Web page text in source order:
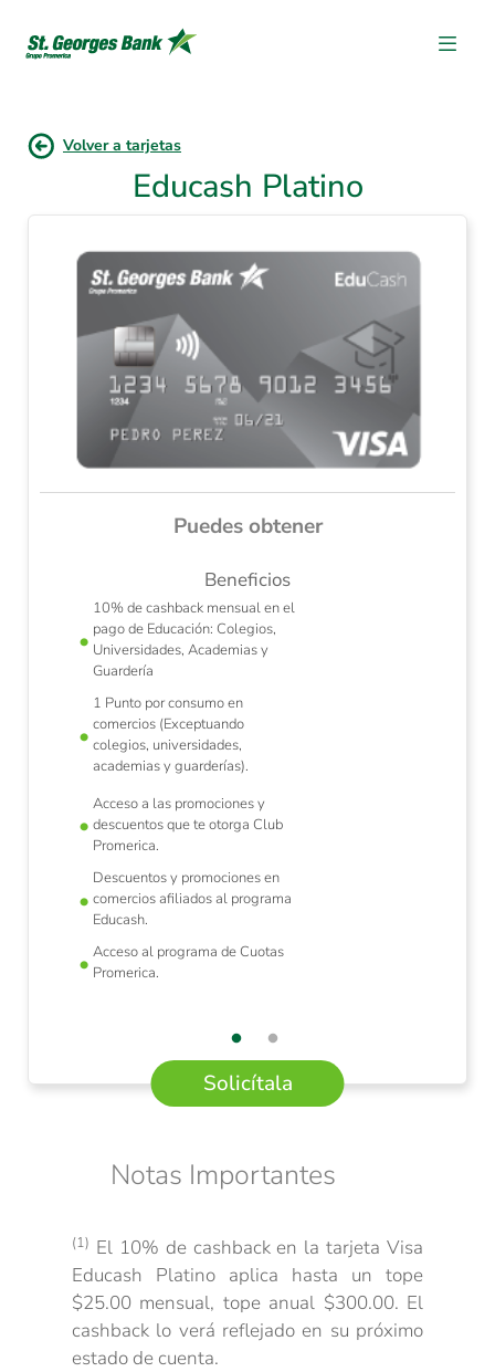
Volver a tarjetas
Educash Platino
Puedes obtener
Beneficios
10% de cashback mensual en el
pago de Educación: Colegios,
Universidades, Academias y
Guardería
1 Punto por consumo en
comercios (Exceptuando
colegios, universidades,
academias y guarderías).
Acceso a las promociones y
descuentos que te otorga Club
Promerica.
Descuentos y promociones en
comercios afiliados al programa
Educash.
Acceso al programa de Cuotas
Promerica.
Solicítala
Notas Importantes
(1) El 10% de cashback en la tarjeta Visa
Educash Platino aplica hasta un tope
$25.00 mensual, tope anual $300.00. El
cashback lo verá reflejado en su próximo
estado de cuenta.